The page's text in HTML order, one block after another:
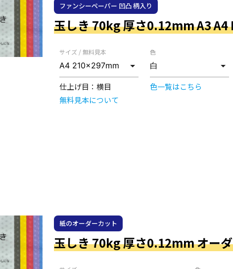
ファンシーペーパー 凹凸 柄入り
玉しき 70kg 厚さ0.12mm A3 A4
サイズ / 無料見本
仕上げ目： 横目
無料見本について
色
色一覧はこちら
紙のオーダーカット
玉しき 70kg 厚さ0.12mm オー